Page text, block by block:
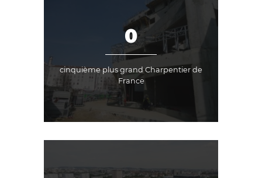
1
cinquième plus grand Charpentier de
France